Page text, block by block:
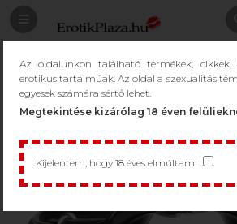
Az oldalunkon található termékek, cikkek,
erotikus tartalmúak. Az oldal a szexualitás
egyesek számára sértő lehet.
Megtekintése kizárólag 18 éven
Kijelentem, hogy 18 éves elmúltam: